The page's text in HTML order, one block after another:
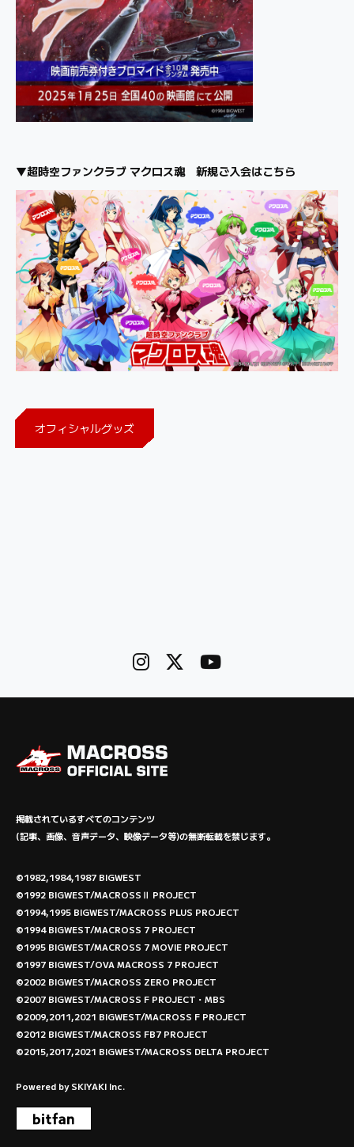
▼超時空ファンクラブ マクロス魂 新規ご入会はこちら
オフィシャルグッズ
掲載されているすべてのコンテンツ
(記事、画像、音声データ、映像データ等)の無断転載を禁じます。
©1982,1984,1987 BIGWEST
©1992 BIGWEST/MACROSSⅡ PROJECT
©1994,1995 BIGWEST/MACROSS PLUS PROJECT
©1994 BIGWEST/MACROSS 7 PROJECT
©1995 BIGWEST/MACROSS 7 MOVIE PROJECT
©1997 BIGWEST/OVA MACROSS 7 PROJECT
©2002 BIGWEST/MACROSS ZERO PROJECT
©2007 BIGWEST/MACROSS F PROJECT・MBS
©2009,2011,2021 BIGWEST/MACROSS F PROJECT
©2012 BIGWEST/MACROSS FB7 PROJECT
©2015,2017,2021 BIGWEST/MACROSS DELTA PROJECT
Powered bySKIYAKI Inc.